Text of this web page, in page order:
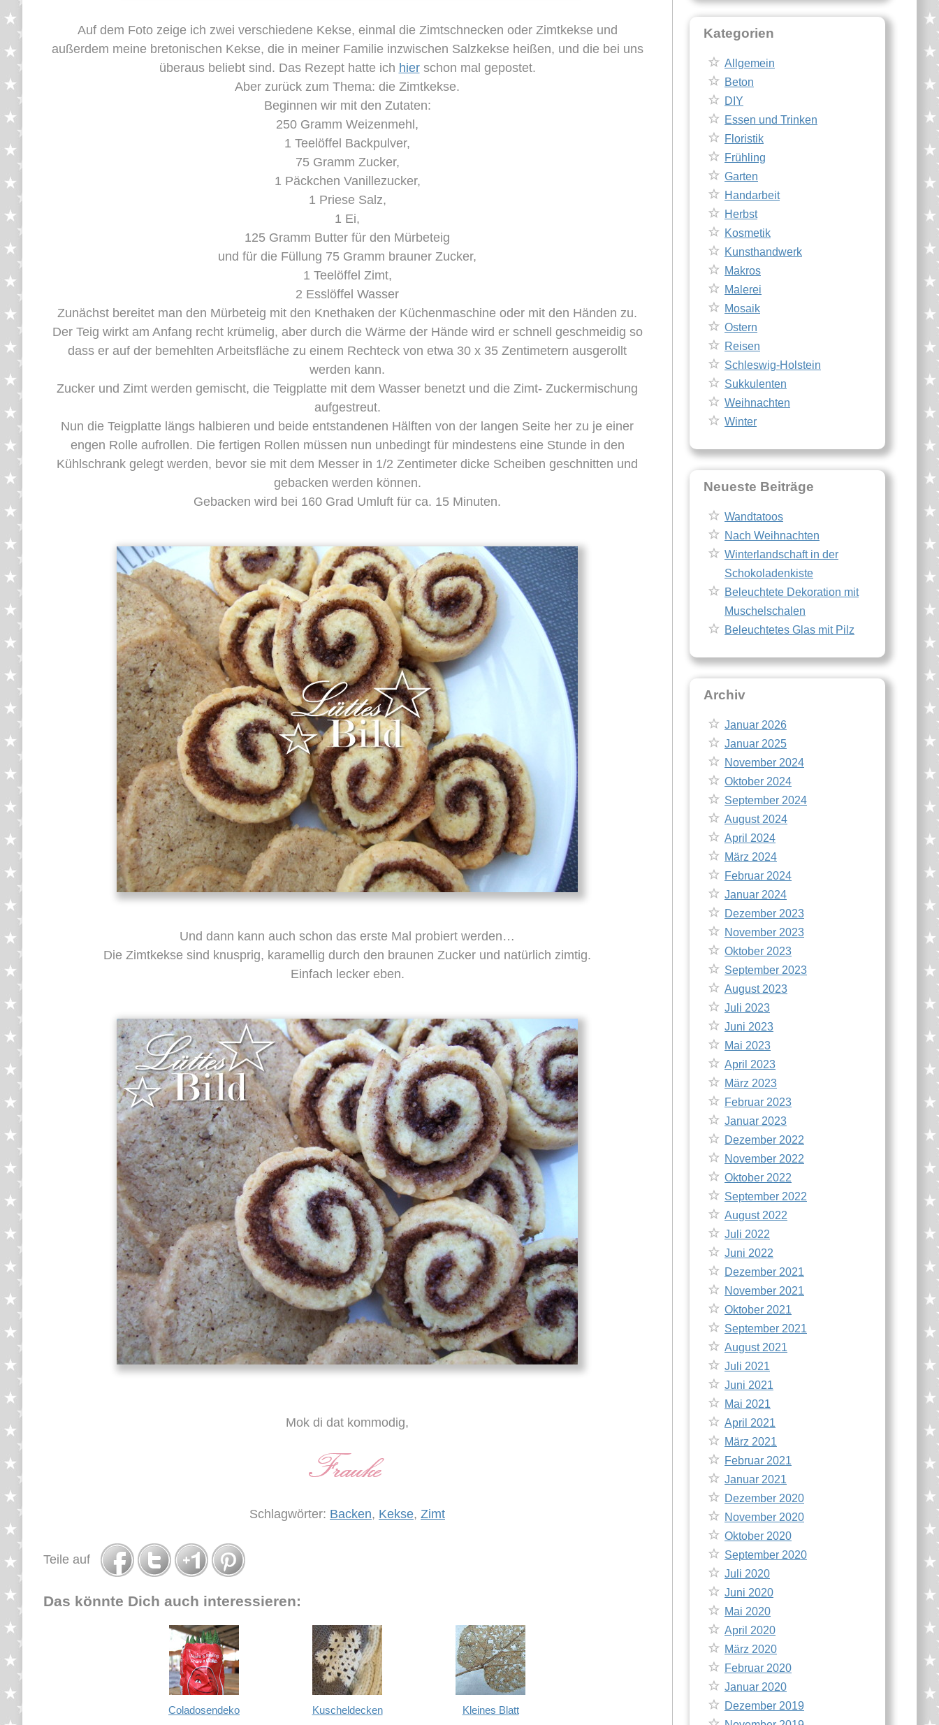
Auf dem Foto zeige ich zwei verschiedene Kekse, einmal die Zimtschnecken oder Zimtkekse und
außerdem meine bretonischen Kekse, die in meiner Familie inzwischen Salzkekse heißen, und die bei uns
überaus beliebt sind. Das Rezept hatte ich hierschon mal gepostet.
Aber zurück zum Thema: die Zimtkekse.
Beginnen wir mit den Zutaten:
250 Gramm Weizenmehl,
1 Teelöffel Backpulver,
75 Gramm Zucker,
1 Päckchen Vanillezucker,
1 Priese Salz,
1 Ei,
125 Gramm Butter für den Mürbeteig
und für die Füllung 75 Gramm brauner Zucker,
1 Teelöffel Zimt,
2 Esslöffel Wasser
Zunächst bereitet man den Mürbeteig mit den Knethaken der Küchenmaschine oder mit den Händen zu.
Der Teig wirkt am Anfang recht krümelig, aber durch die Wärme der Hände wird er schnell geschmeidig so
dass er auf der bemehlten Arbeitsfläche zu einem Rechteck von etwa 30 x 35 Zentimetern ausgerollt
werden kann.
Zucker und Zimt werden gemischt, die Teigplatte mit dem Wasser benetzt und die Zimt- Zuckermischung
aufgestreut.
Nun die Teigplatte längs halbieren und beide entstandenen Hälften von der langen Seite her zu je einer
engen Rolle aufrollen. Die fertigen Rollen müssen nun unbedingt für mindestens eine Stunde in den
Kühlschrank gelegt werden, bevor sie mit dem Messer in 1/2 Zentimeter dicke Scheiben geschnitten und
gebacken werden können.
Gebacken wird bei 160 Grad Umluft für ca. 15 Minuten.
Und dann kann auch schon das erste Mal probiert werden…
Die Zimtkekse sind knusprig, karamellig durch den braunen Zucker und natürlich zimtig.
Einfach lecker eben.
Mok di dat kommodig,
Schlagwörter: Backen, Kekse, Zimt
Teile auf
Das könnte Dich auch interessieren:
Coladosendeko Kuscheldecken Kleines Blatt
Kategorien
Allgemein
Beton
DIY
Essen und Trinken
Floristik
Frühling
Garten
Handarbeit
Herbst
Kosmetik
Kunsthandwerk
Makros
Malerei
Mosaik
Ostern
Reisen
Schleswig-Holstein
Sukkulenten
Weihnachten
Winter
Neueste Beiträge
Wandtatoos
Nach Weihnachten
Winterlandschaft in der
Schokoladenkiste
Beleuchtete Dekoration mit
Muschelschalen
Beleuchtetes Glas mit Pilz
Archiv
Januar 2026
Januar 2025
November 2024
Oktober 2024
September 2024
August 2024
April 2024
März 2024
Februar 2024
Januar 2024
Dezember 2023
November 2023
Oktober 2023
September 2023
August 2023
Juli 2023
Juni 2023
Mai 2023
April 2023
März 2023
Februar 2023
Januar 2023
Dezember 2022
November 2022
Oktober 2022
September 2022
August 2022
Juli 2022
Juni 2022
Dezember 2021
November 2021
Oktober 2021
September 2021
August 2021
Juli 2021
Juni 2021
Mai 2021
April 2021
März 2021
Februar 2021
Januar 2021
Dezember 2020
November 2020
Oktober 2020
September 2020
Juli 2020
Juni 2020
Mai 2020
April 2020
März 2020
Februar 2020
Januar 2020
Dezember 2019